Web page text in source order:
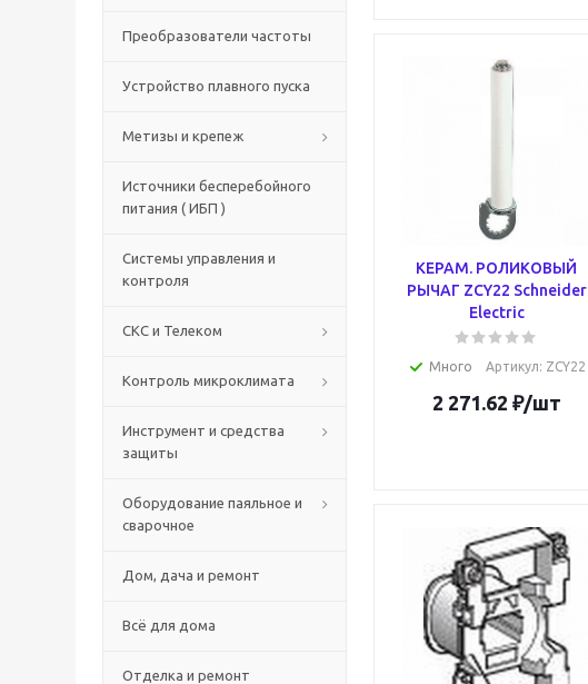
Преобразователи частоты
Устройство плавного пуска
Метизы и крепеж
Источники бесперебойного
питания ( ИБП )
Системы управления и
контроля
СКС и Телеком
Контроль микроклимата
Инструмент и средства
защиты
Оборудование паяльное и
сварочное
Дом, дача и ремонт
Всё для дома
Отделка и ремонт
КЕРАМ. РОЛИКОВЫЙ
РЫЧАГ ZCY22 Schneider
Electric
Много Артикул: ZCY22
2 271.62 ₽/шт